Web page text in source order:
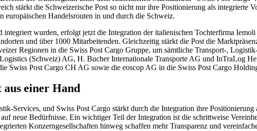
stärkt die Schweizerische Post so nicht nur ihre Positionierung als integrierte
Handelsrouten in und durch die Schweiz.
wurden, erfolgt jetzt die Integration der italienischen Tochterfirma
und über 1000 Mitarbeitenden. Gleichzeitig stärkt die Post die
Regionen in die Swiss Post Cargo Gruppe, um sämtliche Transport-,
(Schweiz) AG, H. Bucher Internationale Transporte AG und InTraLog
Swiss Post Cargo CH AG sowie die eoscop AG in die Swiss Post Cargo
einer Hand
Services, und Swiss Post Cargo stärkt durch die Integration ihre
neue Bedürfnisse. Ein wichtiger Teil der Integration ist die schrittweise
Konzerngesellschaften hinweg schaffen mehr Transparenz und